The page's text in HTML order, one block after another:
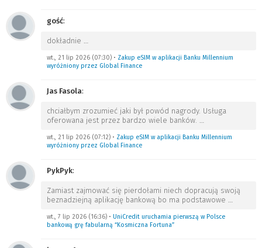
gość:
dokładnie …
wt., 21 lip 2026 (07:30) • Zakup eSIM w aplikacji Banku Millennium
wyróżniony przez Global Finance
Jas Fasola:
chciałbym zrozumieć jaki był powód nagrody. Usługa
oferowana jest przez bardzo wiele banków. …
wt., 21 lip 2026 (07:12) • Zakup eSIM w aplikacji Banku Millennium
wyróżniony przez Global Finance
PykPyk:
Zamiast zajmować się pierdołami niech dopracują swoją
beznadziejną aplikację bankową bo ma podstawowe …
wt., 7 lip 2026 (16:36) • UniCredit uruchamia pierwszą w Polsce
bankową grę fabularną “Kosmiczna Fortuna”